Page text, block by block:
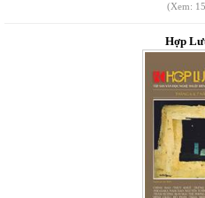
(Xem:
Hợp